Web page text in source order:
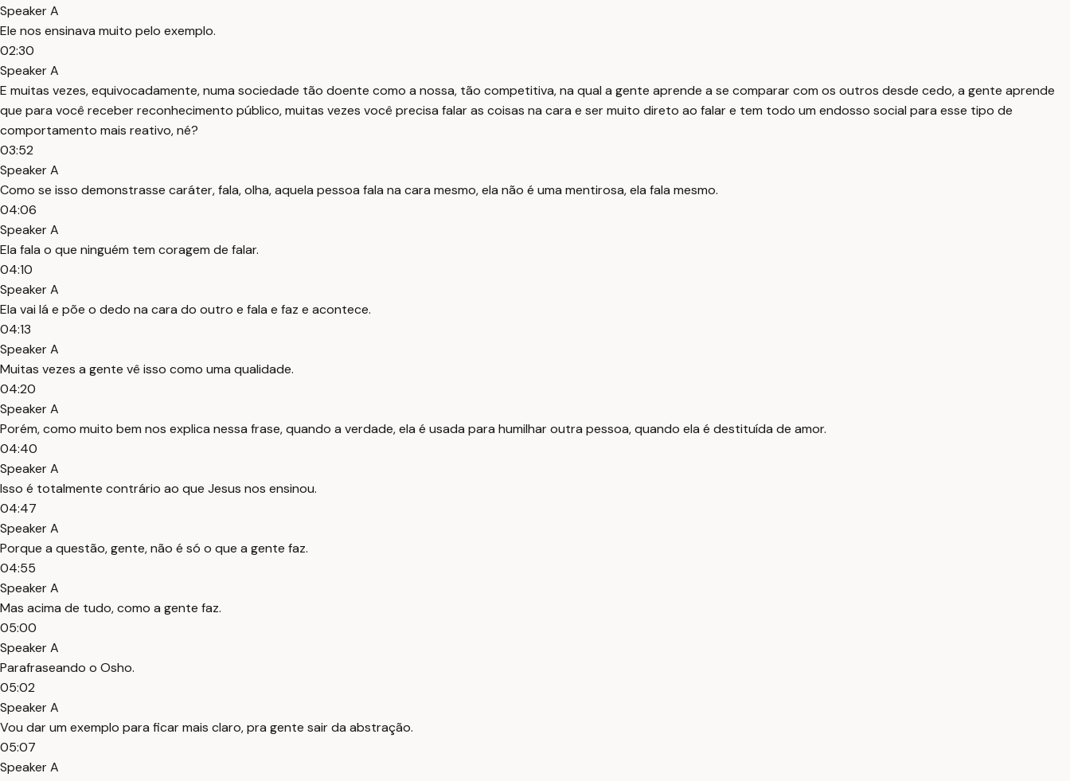
Speaker A
Ele nos ensinava muito pelo exemplo.
02:30
Speaker A
E muitas vezes, equivocadamente, numa sociedade tão doente como a nossa, tão competitiva, na qual a gente aprende a se comparar com os outros desde cedo, a gente aprende
que para você receber reconhecimento público, muitas vezes você precisa falar as coisas na cara e ser muito direto ao falar e tem todo um endosso social para esse tipo de
comportamento mais reativo, né?
03:52
Speaker A
Como se isso demonstrasse caráter, fala, olha, aquela pessoa fala na cara mesmo, ela não é uma mentirosa, ela fala mesmo.
04:06
Speaker A
Ela fala o que ninguém tem coragem de falar.
04:10
Speaker A
Ela vai lá e põe o dedo na cara do outro e fala e faz e acontece.
04:13
Speaker A
Muitas vezes a gente vê isso como uma qualidade.
04:20
Speaker A
Porém, como muito bem nos explica nessa frase, quando a verdade, ela é usada para humilhar outra pessoa, quando ela é destituída de amor.
04:40
Speaker A
Isso é totalmente contrário ao que Jesus nos ensinou.
04:47
Speaker A
Porque a questão, gente, não é só o que a gente faz.
04:55
Speaker A
Mas acima de tudo, como a gente faz.
05:00
Speaker A
Parafraseando o Osho.
05:02
Speaker A
Vou dar um exemplo para ficar mais claro, pra gente sair da abstração.
05:07
Speaker A